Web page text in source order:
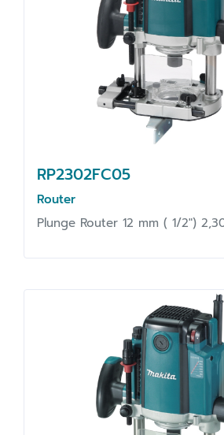
RP2302FC05
Router
Plunge Router 12 mm ( 1/2")